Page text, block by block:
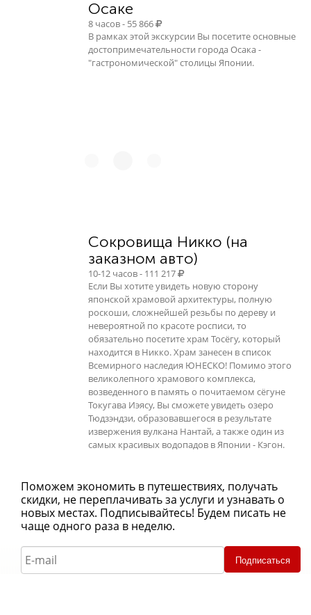
Осаке
8 часов - 55 866
В рамках этой экскурсии Вы посетите основные
достопримечательности города Осака -
"гастрономической" столицы Японии.
Сокровища Никко (на
заказном авто)
10-12 часов - 111 217
Если Вы хотите увидеть новую сторону
японской храмовой архитектуры, полную
роскоши, сложнейшей резьбы по дереву и
невероятной по красоте росписи, то
обязательно посетите храм Тосёгу, который
находится в Никко. Храм занесен в список
Всемирного наследия ЮНЕСКО! Помимо этого
великолепного храмового комплекса,
возведенного в память о почитаемом сёгуне
Токугава Иэясу, Вы сможете увидеть озеро
Тюдзэндзи, образовавшегося в результате
извержения вулкана Нантай, а также один из
самых красивых водопадов в Японии - Кэгон.
Поможем экономить в путешествиях, получать
скидки, не переплачивать за услуги и узнавать о
новых местах. Подписывайтесь! Будем писать не
чаще одного раза в неделю.
Подписаться